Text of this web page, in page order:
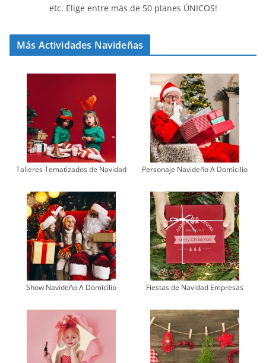
etc. Elige entre más de 50 planes ÚNICOS!
Más Actividades Navideñas
Talleres Tematizados de Navidad Personaje Navideño A Domicilio
Show Navideño A Domicilio Fiestas de Navidad Empresas